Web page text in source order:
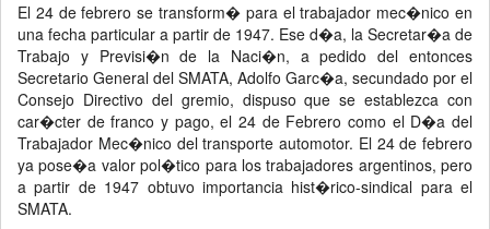
El 24 de febrero se transform� para el trabajador mec�nico en
una fecha particular a partir de 1947. Ese d�a, la Secretar�a de
Trabajo y Previsi�n de la Naci�n, a pedido del entonces
Secretario General del SMATA, Adolfo Garc�a, secundado por el
Consejo Directivo del gremio, dispuso que se establezca con
car�cter de franco y pago, el 24 de Febrero como el D�a del
Trabajador Mec�nico del transporte automotor. El 24 de febrero
ya pose�a valor pol�tico para los trabajadores argentinos, pero
a partir de 1947 obtuvo importancia hist�rico-sindical para el
SMATA.